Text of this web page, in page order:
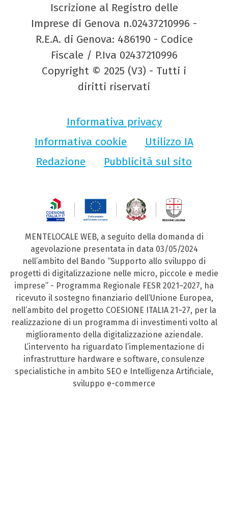
Iscrizione al Registro delle
Imprese di Genova n.02437210996 -
R.E.A. di Genova: 486190 - Codice
Fiscale / P.Iva 02437210996
Copyright © 2025 (V3) - Tutti i
diritti riservati
Informativa privacy
Informativa cookie
Utilizzo IA
Redazione
Pubblicità sul sito
MENTELOCALE WEB, a seguito della domanda di
agevolazione presentata in data 03/05/2024
nell’ambito del Bando “Supporto allo sviluppo di
progetti di digitalizzazione nelle micro, piccole e medie
imprese” - Programma Regionale FESR 2021–2027, ha
ricevuto il sostegno finanziario dell’Unione Europea,
nell’ambito del progetto COESIONE ITALIA 21–27, per la
realizzazione di un programma di investimenti volto al
miglioramento della digitalizzazione aziendale.
L’intervento ha riguardato l’implementazione di
infrastrutture hardware e software, consulenze
specialistiche in ambito SEO e Intelligenza Artificiale,
sviluppo e-commerce